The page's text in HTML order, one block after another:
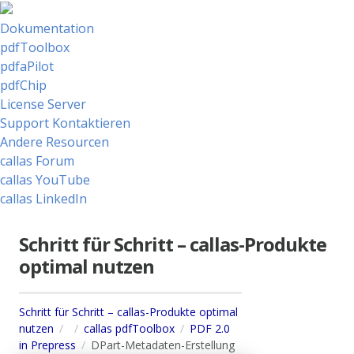
Dokumentation
pdfToolbox
pdfaPilot
pdfChip
License Server
Support Kontaktieren
Andere Resourcen
callas Forum
callas YouTube
callas LinkedIn
Schritt für Schritt – callas-Produkte
optimal nutzen
Schritt für Schritt – callas-Produkte optimal
nutzen
callas pdfToolbox
PDF 2.0
in Prepress
DPart-Metadaten-Erstellung